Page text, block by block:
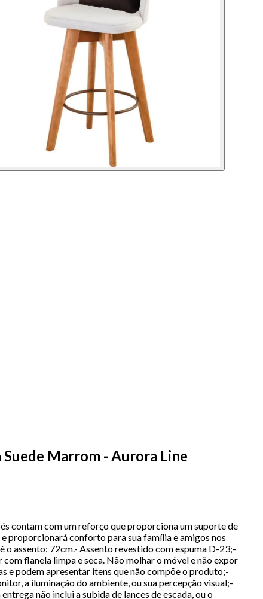
Marrom - Aurora Line
contam com um reforço que proporciona um suporte de
proporcionará conforto para sua família e amigos nos
assento: 72cm.- Assento revestido com espuma D-23;-
flanela limpa e seca. Não molhar o móvel e não expor
e podem apresentar itens que não compõe o produto;-
a iluminação do ambiente, ou sua percepção visual;-
não inclui a subida de lances de escada, ou o